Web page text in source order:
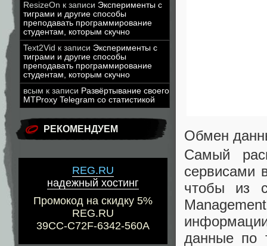
ResizeOn к записи Эксперименты с
тиграми и другие способы
преподавать программирование
студентам, которым скучно
Text2Vid к записи Эксперименты с
тиграми и другие способы
преподавать программирование
студентам, которым скучно
всым к записи Развёртывание своего
MTProxy Telegram со статистикой
РЕКОМЕНДУЕМ
REG.RU
надежный хостинг
Промокод на скидку 5%
REG.RU
39CC-C72F-6342-560A
Обмен
Самый
сервисами
чтобы из
данные по